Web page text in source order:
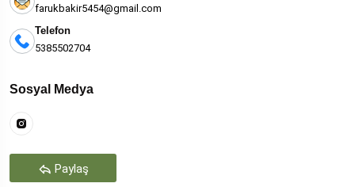
farukbakir5454@gmail.com
Telefon
5385502704
Sosyal Medya
Paylaş